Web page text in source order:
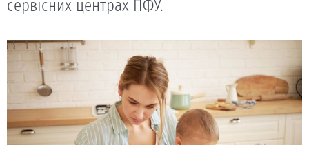
сервісних центрах ПФУ.